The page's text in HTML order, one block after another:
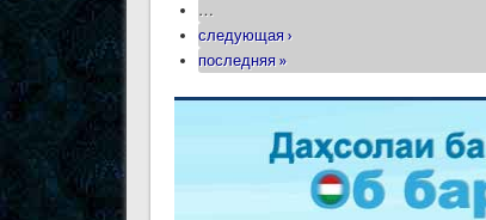
…
следующая ›
последняя »